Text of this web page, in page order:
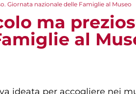
Giornata nazionale delle Famiglie al Museo
ma
al
ideata per accogliere nei